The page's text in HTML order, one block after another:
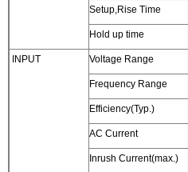
Setup,Rise Time
Hold up time
INPUT Voltage Range
Frequency Range
Efficiency(Typ.)
AC Current
Inrush Current(max.)